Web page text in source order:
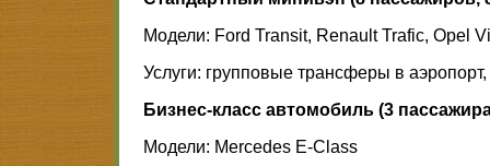
Модели: Ford Transit, Renault Trafic, Opel
Услуги: групповые трансферы в
Бизнес-класс автомобиль (3
Модели: Mercedes E-Class